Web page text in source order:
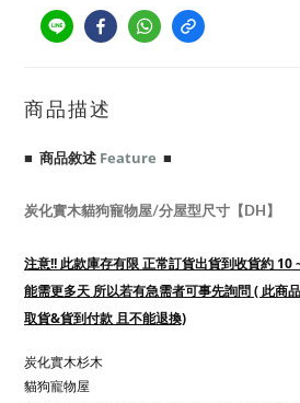
商品描述
■ 商品敘述 Feature ■
炭化實木貓狗寵物屋/分屋型尺寸【DH】
注意!! 此款庫存有限 正常訂貨出貨到收貨約 10
能需更多天 所以若有急需者可事先詢問 ( 此商
取貨&貨到付款 且不能退換)
炭化實木杉木
貓狗寵物屋